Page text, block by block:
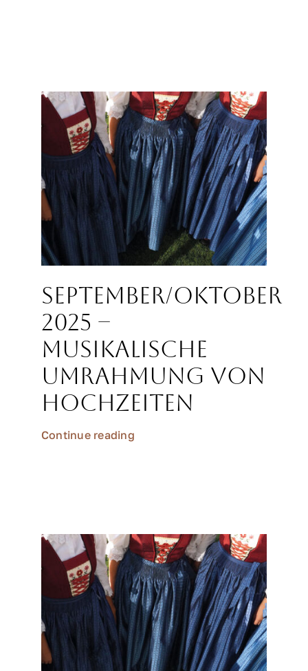
September/Oktober
2025 –
Musikalische
Umrahmung von
Hochzeiten
Continue reading